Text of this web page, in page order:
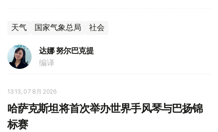
天气 国家气象总局 社会
达娜 努尔巴克提
编译
13:13, 07 8月 2026
哈萨克斯坦将首次举办世界手风琴与巴扬锦
标赛